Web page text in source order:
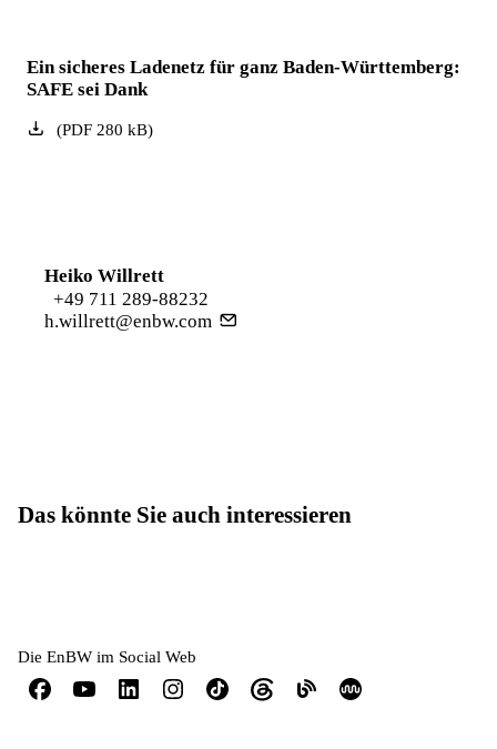
Ein sicheres Ladenetz für ganz Baden-Württemberg:
SAFE sei Dank
(PDF280 kB)
Heiko Willrett
+49 711 289-88232
h.willrett@enbw.com
Das könnte Sie auch interessieren
Die EnBW im Social Web